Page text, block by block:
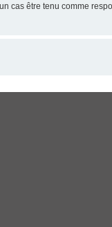
cas être tenu comme